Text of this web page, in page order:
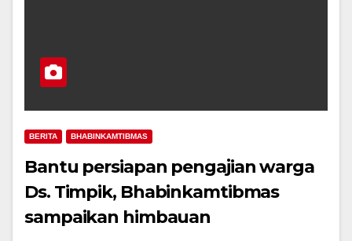
BERITA BHABINKAMTIBMAS
Bantu persiapan pengajian warga
Ds. Timpik, Bhabinkamtibmas
sampaikan himbauan